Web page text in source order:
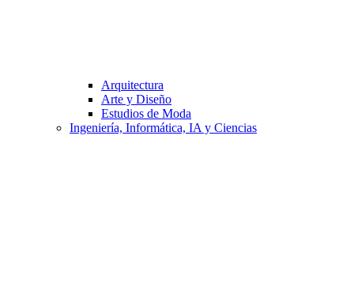
Arquitectura
Arte y Diseño
Estudios de Moda
Ingeniería, Informática, IA y Ciencias